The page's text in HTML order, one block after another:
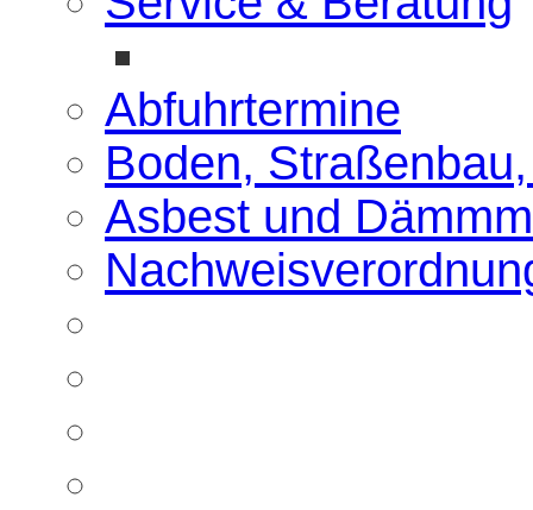
Abfuhrtermine
Boden,
Asbest und